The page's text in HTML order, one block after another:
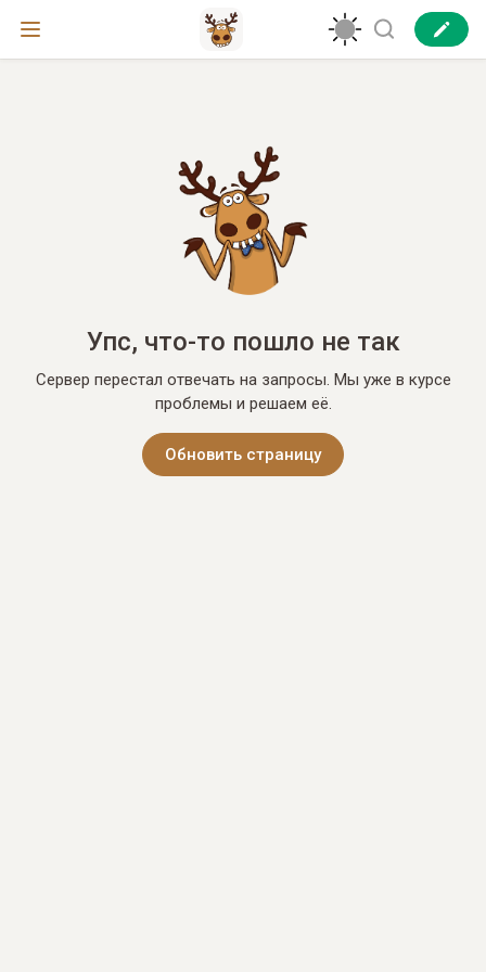
Упс, что-то пошло не так
Сервер перестал отвечать на запросы. Мы уже в курсе
проблемы и решаем её.
Обновить страницу